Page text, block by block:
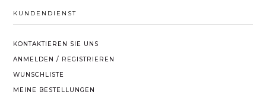
KUNDENDIENST
KONTAKTIEREN SIE UNS
ANMELDEN / REGISTRIEREN
WUNSCHLISTE
MEINE BESTELLUNGEN